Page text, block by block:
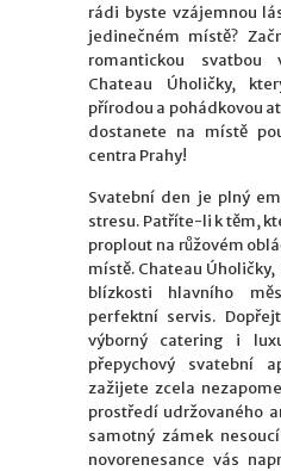
rádi byste vzájemnou
jedinečném místě?
romantickou svatbou
Chateau Úholičky,
přírodou a pohádkovou
dostanete na místě
centra Prahy!
Svatební den je plný
stresu. Patříte-li k těm,
proplout na růžovém
místě. Chateau
blízkosti hlavního
perfektní servis.
výborný catering i
přepychový svatební
zažijete zcela
prostředí udržovaného
samotný zámek
novorenesance vás